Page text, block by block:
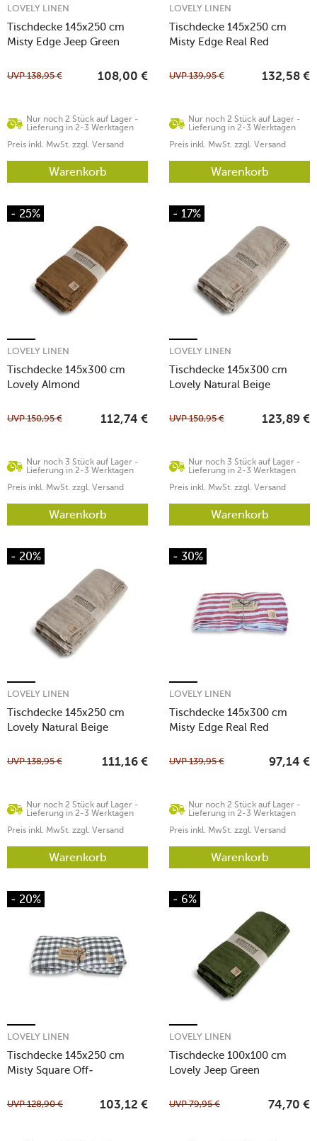
Tischdecke 145x250 cm
Misty Edge Jeep Green
LOVELY LINEN
Nur noch 2 Stück auf Lager -
Lieferung in 2-3 Werktagen
UVP138,95 € 108,00 €
Preis inkl. MwSt. zzgl. Versand
Warenkorb
Tischdecke 145x250 cm
Misty Edge Real Red
LOVELY LINEN
Nur noch 2 Stück auf Lager -
Lieferung in 2-3 Werktagen
UVP139,95 € 132,58 €
Preis inkl. MwSt. zzgl. Versand
Warenkorb
- 25%
Tischdecke 145x300 cm
Lovely Almond
LOVELY LINEN
Nur noch 3 Stück auf Lager -
Lieferung in 2-3 Werktagen
UVP150,95 € 112,74 €
Preis inkl. MwSt. zzgl. Versand
Warenkorb
- 17%
Tischdecke 145x300 cm
Lovely Natural Beige
LOVELY LINEN
Nur noch 3 Stück auf Lager -
Lieferung in 2-3 Werktagen
UVP150,95 € 123,89 €
Preis inkl. MwSt. zzgl. Versand
Warenkorb
- 20%
Tischdecke 145x250 cm
Lovely Natural Beige
LOVELY LINEN
Nur noch 2 Stück auf Lager -
Lieferung in 2-3 Werktagen
UVP138,95 € 111,16 €
Preis inkl. MwSt. zzgl. Versand
Warenkorb
- 30%
Tischdecke 145x300 cm
Misty Edge Real Red
LOVELY LINEN
Nur noch 2 Stück auf Lager -
Lieferung in 2-3 Werktagen
UVP139,95 € 97,14 €
Preis inkl. MwSt. zzgl. Versand
Warenkorb
- 20%
Tischdecke 145x250 cm
Misty Square Off-
LOVELY LINEN
UVP128,90 € 103,12 €
- 6%
Tischdecke 100x100 cm
Lovely Jeep Green
LOVELY LINEN
UVP79,95 € 74,70 €